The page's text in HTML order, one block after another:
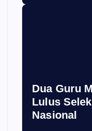
Dua Guru
Lulus
Nasional